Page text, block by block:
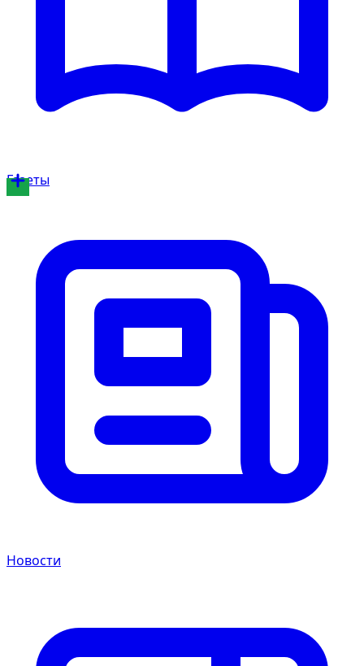
Газеты
Новости